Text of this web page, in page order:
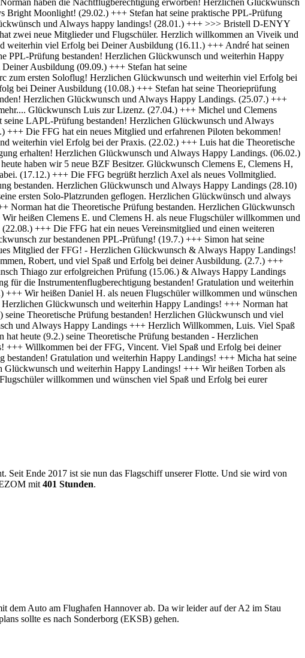
Ende 2017 ist sie nun das Flagschiff unserer Flotte. Und sie wird von
mit 401 Stunden.
dem Auto am Flughafen Hannover ab. Da wir leider auf der A2 im Stau
sollte es nach Sonderborg (EKSB) gehen.